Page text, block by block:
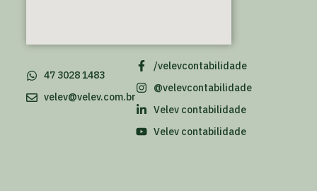
/velevcontabilidade
@velevcontabilidade
Velev contabilidade
Velev contabilidade
47 3028 1483
velev@velev.com.br